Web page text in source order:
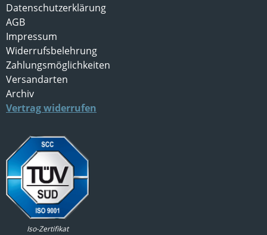
Datenschutzerklärung
AGB
Impressum
Widerrufsbelehrung
Zahlungsmöglichkeiten
Versandarten
Archiv
Vertrag widerrufen
Iso-Zertifikat